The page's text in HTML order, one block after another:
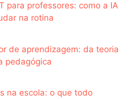
para professores: como a IA
na rotina
de aprendizagem: da teoria
pedagógica
na escola: o que todo